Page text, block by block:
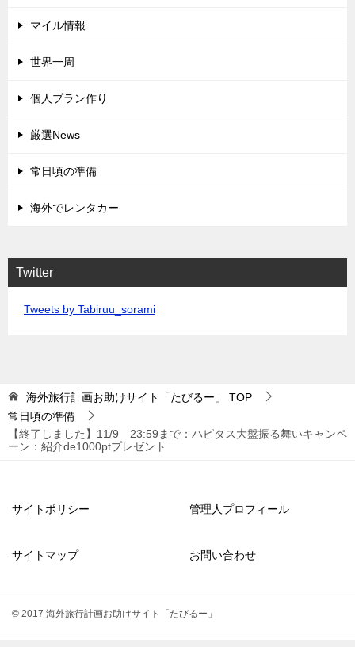
マイル情報
世界一周
個人プラン作り
厳選News
常日頃の準備
海外でレンタカー
Twitter
Tweets by Tabiruu_sorami
海外旅行計画お助けサイト「たびるー」
TOP
常日頃の準備
【終了しました】11/9 23:59まで：ハピタス大盤振る舞いキャンペ
ーン：紹介de1000ptプレゼント
サイトポリシー 管理人プロフィール
サイトマップ お問い合わせ
© 2017 海外旅行計画お助けサイト「たびるー」